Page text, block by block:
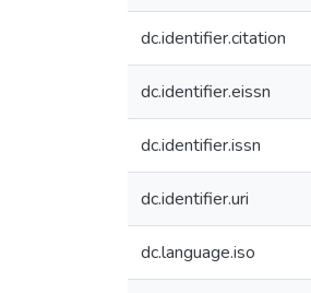
dc.identifier.citation
dc.identifier.eissn
dc.identifier.issn
dc.identifier.uri
dc.language.iso